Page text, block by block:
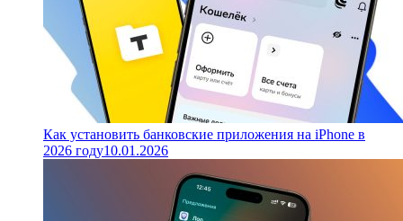
Как установить банковские приложения на iPhone в
2026 году10.01.2026